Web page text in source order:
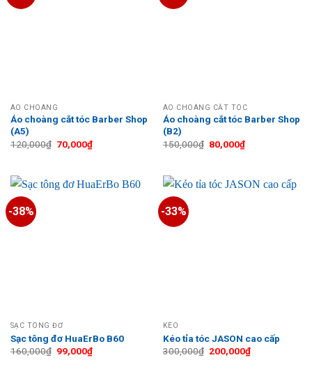
ÁO CHOÀNG
Áo choàng cắt tóc Barber Shop
(A5)
120,000₫ Giá
gốc
70,000₫Giá
hiện
70,000₫.
ÁO CHOÀNG CẮT TÓC
Áo choàng cắt tóc Barber Shop
(B2)
150,000₫ Giá
gốc
80,000₫Giá
hiện
80,000₫.
-38%
SẠC TÔNG ĐƠ
Sạc tông đơ HuaErBo B60
160,000₫ Giá
gốc
99,000₫Giá
hiện
-33%
KÉO
Kéo tỉa tóc JASON cao cấp
300,000₫ Giá
200,000₫Giá
hiện